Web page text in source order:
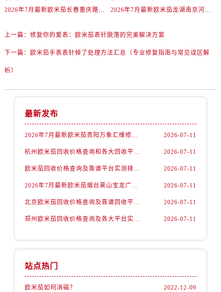
北京市朝阳区建国门外大街甲6号华熙国际中心D座11层1102室欧米茄售后服务中心（需提前预约）
内蒙古自治区阿拉善盟市左旗土尔扈特大街欧米茄售后服务中心（需提前预约）
内蒙古自治区赤峰市红山区哈达街欧米茄售后服务中心（需提前预约）
山西省临汾市尧都区解放路欧米茄售后服务中心（需提前预约）
2026年7月最新欧米茄长春重庆路万达广场维修保养服务电话
2026年7月最新欧米茄龙湖南京河西天街维修保养服务电话
上一篇： 修复你的爱表：欧米茄表针脱落的完美解决方案
下一篇： 欧米茄手表表针掉了处理方法汇总（专业修复指南与常见误区解
析）
最新发布
2026年7月最新欧米茄贵阳万象汇维修保养服务电话 2026-07-11
杭州欧米茄回收价格查询和各大回收平台实测排行（2026年7月最新数据） 2026-07-11
欧米茄回收价格查询及靠谱平台实测排行(2026年7月最新) 2026-07-11
2026年7月最新欧米茄烟台莱山宝龙广场维修保养服务电话 2026-07-11
北京欧米茄回收价格查询及靠谱回收平台实测排行（2026年7月最新数据） 2026-07-11
郑州欧米茄回收价格查询及各大平台实测排行(2026年7月最新数据) 2026-07-11
站点热门
欧米茄如何消磁？ 2022-12-09